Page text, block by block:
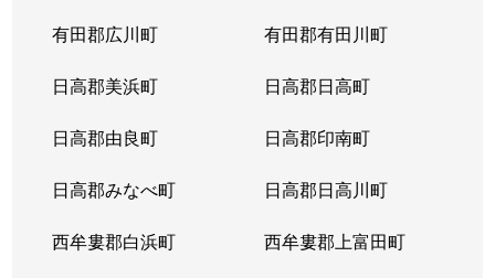
有田郡広川町 有田郡有田川町
日高郡美浜町 日高郡日高町
日高郡由良町 日高郡印南町
日高郡みなべ町 日高郡日高川町
西牟婁郡白浜町 西牟婁郡上富田町